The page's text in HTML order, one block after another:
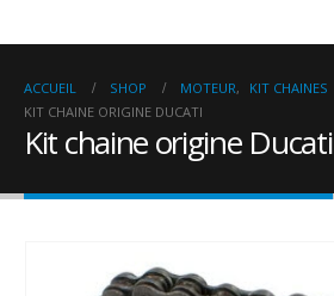
ACCUEIL SHOP MOTEUR,
KIT CHAINES
KIT CHAINE ORIGINE DUCATI
Kit chaine origine Ducati